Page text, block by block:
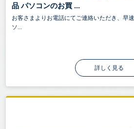
品 パソコンのお買 ...
お客さまよりお電話にてご連絡いただき、早
ソ...
詳しく見る